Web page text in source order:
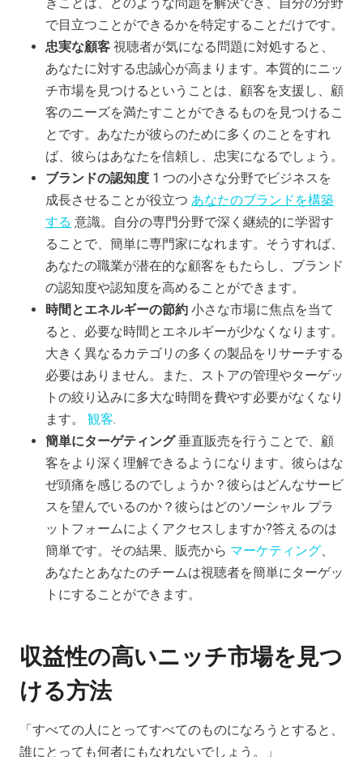
きことは、どのような問題を解決でき、自分の分野
で目立つことができるかを特定することだけです。
忠実な顧客 視聴者が気になる問題に対処すると、
あなたに対する忠誠心が高まります。本質的にニッ
チ市場を見つけるということは、顧客を支援し、顧
客のニーズを満たすことができるものを見つけるこ
とです。あなたが彼らのために多くのことをすれ
ば、彼らはあなたを信頼し、忠実になるでしょう。
ブランドの認知度 1 つの小さな分野でビジネスを
成長させることが役立つ あなたのブランドを構築
する 意識。自分の専門分野で深く継続的に学習す
ることで、簡単に専門家になれます。そうすれば、
あなたの職業が潜在的な顧客をもたらし、ブランド
の認知度や認知度を高めることができます。
時間とエネルギーの節約 小さな市場に焦点を当て
ると、必要な時間とエネルギーが少なくなります。
大きく異なるカテゴリの多くの製品をリサーチする
必要はありません。また、ストアの管理やターゲッ
トの絞り込みに多大な時間を費やす必要がなくなり
ます。 観客.
簡単にターゲティング垂直販売を行うことで、顧
客をより深く理解できるようになります。彼らはな
ぜ頭痛を感じるのでしょうか？彼らはどんなサービ
スを望んでいるのか？彼らはどのソーシャル プラ
ットフォームによくアクセスしますか?答えるのは
簡単です。その結果、販売から マーケティング、
あなたとあなたのチームは視聴者を簡単にターゲッ
トにすることができます。
収益性の高いニッチ市場を見つ
ける方法
「すべての人にとってすべてのものになろうとすると、
誰にとっても何者にもなれないでしょう。」